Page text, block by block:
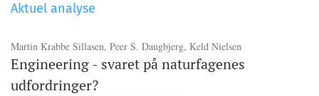
Aktuel analyse
Martin Krabbe Sillasen, Peer S. Daugbjerg, Keld Nielsen
Engineering - svaret på naturfagenes
udfordringer?